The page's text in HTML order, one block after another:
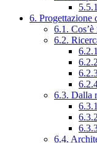
6. Progettazione
6.1.
6.2.
6.3. Dalla
6.4.